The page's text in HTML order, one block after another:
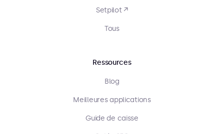
Setpilot ↗
Tous
Ressources
Blog
Meilleures applications
Guide de caisse